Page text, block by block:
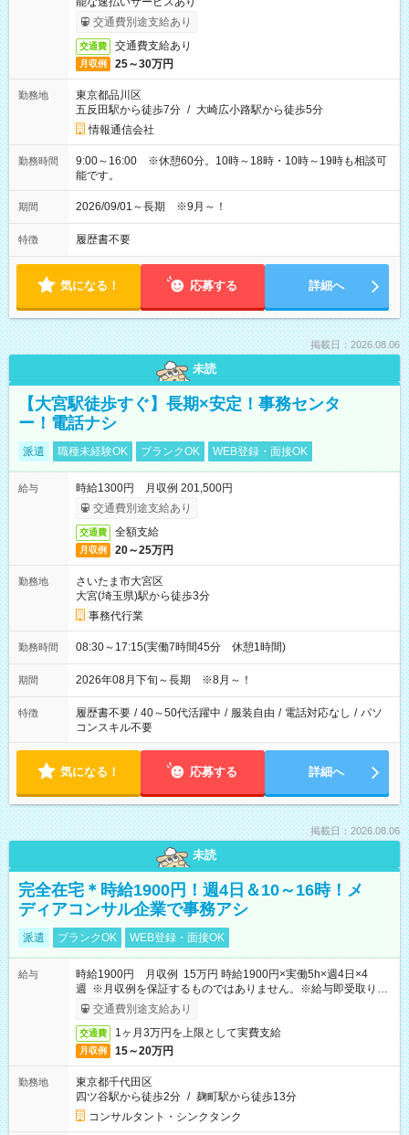
交通費別途支給あり
交通費 交通費支給あり
月収例 25～30万円
勤務地
東京都品川区
五反田駅から徒歩7分 / 大崎広小路駅から徒歩5分
情報通信会社
勤務時間
9:00～16:00 ※休憩60分。10時～18時・10時～19時も相談可
能です。
期間 2026/09/01～長期 ※9月～！
特徴 履歴書不要
気になる！ 応募する 詳細へ
掲載日：2026.08.06
未読
【大宮駅徒歩すぐ】長期×安定！事務センタ
ー！電話ナシ
派遣 職種未経験OK ブランクOK WEB登録・面接OK
給与
時給1300円 月収例 201,500円
交通費別途支給あり
交通費 全額支給
月収例 20～25万円
勤務地
さいたま市大宮区
大宮(埼玉県)駅から徒歩3分
事務代行業
勤務時間 08:30～17:15(実働7時間45分 休憩1時間)
期間 2026年08月下旬～長期 ※8月～！
特徴 履歴書不要 / 40～50代活躍中 / 服装自由 / 電話対応なし / パソ
コンスキル不要
気になる！ 応募する 詳細へ
掲載日：2026.08.06
未読
完全在宅＊時給1900円！週4日＆10～16時！メ
ディアコンサル企業で事務アシ
派遣 ブランクOK WEB登録・面接OK
給与
時給1900円 月収例 15万円 時給1900円×実働5h×週4日×4
週 ※月収例を保証するものではありません。※給与即受取りサ
ービス利用可（利用条件有）
交通費別途支給あり
交通費 1ヶ月3万円を上限として実費支給
月収例 15～20万円
勤務地
東京都千代田区
四ツ谷駅から徒歩2分 / 麹町駅から徒歩13分
コンサルタント・シンクタンク